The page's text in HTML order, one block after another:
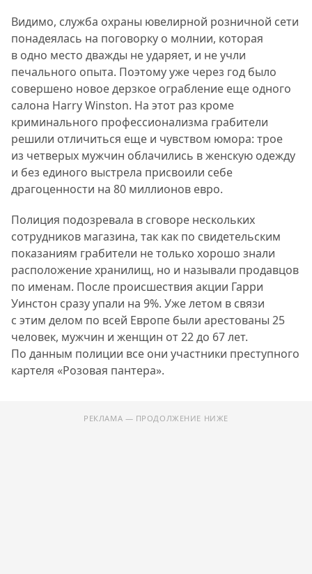
Видимо, служба охраны ювелирной розничной сети
понадеялась на поговорку о молнии, которая
в одно место дважды не ударяет, и не учли
печального опыта. Поэтому уже через год было
совершено новое дерзкое ограбление еще одного
салона Harry Winston. На этот раз кроме
криминального профессионализма грабители
решили отличиться еще и чувством юмора: трое
из четверых мужчин облачились в женскую одежду
и без единого выстрела присвоили себе
драгоценности на 80 миллионов евро.
Полиция подозревала в сговоре нескольких
сотрудников магазина, так как по свидетельским
показаниям грабители не только хорошо знали
расположение хранилищ, но и называли продавцов
по именам. После происшествия акции Гарри
Уинстон сразу упали на 9%. Уже летом в связи
с этим делом по всей Европе были арестованы 25
человек, мужчин и женщин от 22 до 67 лет.
По данным полиции все они участники преступного
картеля «Розовая пантера».
РЕКЛАМА — ПРОДОЛЖЕНИЕ НИЖЕ